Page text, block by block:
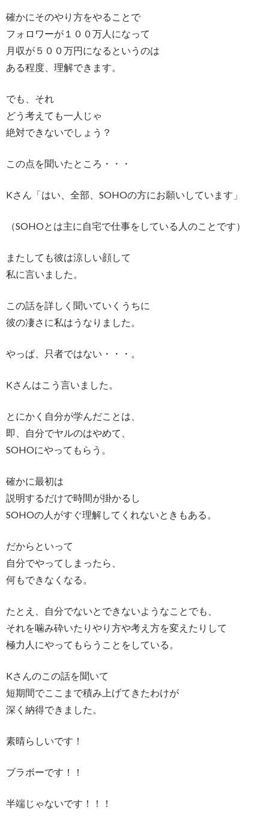
確かにそのやり方をやることで
フォロワーが１００万人になって
月収が５００万円になるというのは
ある程度、理解できます。
でも、それ
どう考えても一人じゃ
絶対できないでしょう？
この点を聞いたところ・・・
Kさん「はい、全部、SOHOの方にお願いしています」
（SOHOとは主に自宅で仕事をしている人のことです）
またしても彼は涼しい顔して
私に言いました。
この話を詳しく聞いていくうちに
彼の凄さに私はうなりました。
やっぱ、只者ではない・・・。
Kさんはこう言いました。
とにかく自分が学んだことは、
即、自分でヤルのはやめて、
SOHOにやってもらう。
確かに最初は
説明するだけで時間が掛かるし
SOHOの人がすぐ理解してくれないときもある。
だからといって
自分でやってしまったら、
何もできなくなる。
たとえ、自分でないとできないようなことでも、
それを噛み砕いたりやり方や考え方を変えたりして
極力人にやってもらうことをしている。
Kさんのこの話を聞いて
短期間でここまで積み上げてきたわけが
深く納得できました。
素晴らしいです！
ブラボーです！！
半端じゃないです！！！